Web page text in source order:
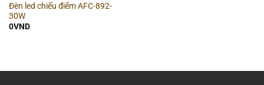
Hình dạng
Dòng sản phẩm ▶
Đèn led chiếu điểm AFC-892-
30W
0VND